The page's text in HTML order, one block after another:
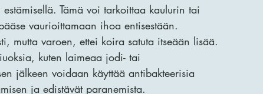
Tämä voi tarkoittaa kaulurin tai
vaurioittamaan ihoa entisestään.
mutta varoen, ettei koira satuta itseään lisää.
kuten laimeaa jodi- tai
jälkeen voidaan käyttää antibakteerisia
ja edistävät paranemista.